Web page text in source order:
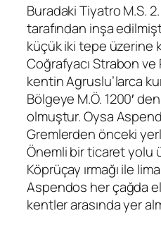
Buradaki Tiyatro M.S. 2.
tarafından inşa
küçük iki tepe üzerine
Coğrafyacı Strabon
kentin Agruslu’larca
Bölgeye M.Ö. 1200′
olmuştur. Oysa
Gremlerden önceki
Önemli bir ticaret yolu
Köprüçay ırmağı ile
Aspendos her çağda
kentler arasında yer